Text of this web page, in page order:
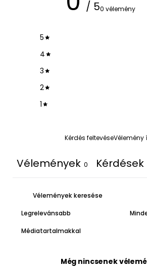
/ 50 vélemény
5
4
3
2
1
Kérdés feltevéseVélemény
Vélemények 0 Kérdések
Médiatartalmakkal
Még nincsenek